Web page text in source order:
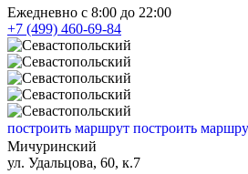
Ежедневно с 8:00 до 22:00
+7 (499) 460-69-84
построить маршрут построить
Мичуринский
ул. Удальцова, 60, к.7